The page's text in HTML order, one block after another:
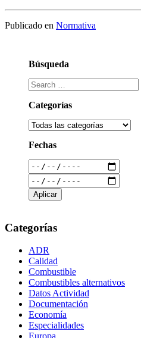
Publicado en Normativa
Búsqueda
Categorías
Fechas
Categorías
ADR
Calidad
Combustible
Combustibles alternativos
Datos Actividad
Documentación
Economía
Especialidades